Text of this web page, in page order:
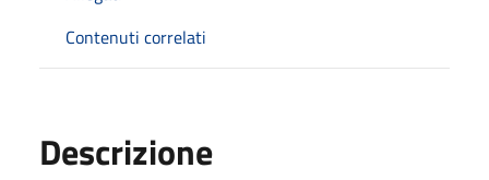
Contenuti correlati
Descrizione